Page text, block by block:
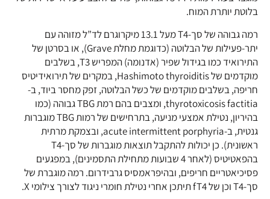
בלוטת יותרת המוח.
רמה גבוהה של סך-T4 מעל 13.1 מיקרוגרם לד”ל מזוהה עם
יתר-פעילות של הבלוטה (כדוגמת מחלת Grave), או בסרטן של
התירואיד כמו בגידול שפיר (אדנומה) המפריש T3, בשלבים
מוקדמים של Hashimoto thyroiditis, במקרים של תירואידיטיס
חריפה, בשלבים מוקדמים של כשל הבלוטה, זפק מחסר ביוד, ב-
thyrotoxicosis factitia, ומצבים בהם רמת TBG גבוהה (כמו
בהיריון, נטילת אמצעי מניעה, בתרחישים של רמות TBG מוגברות
גנטית, ב-acute intermittent porphyria, ובצמקת מרתית
ראשונית). כן יכולות להתקבל תוצאות מוגברות של סך-T4
בהפאטיטיס (לאחר 4 שבועות מתחילת התסמינים), במפגעים
פסיכיאטריים חריפים, ובהיפראמסיס גרבידרום. רמה מוגברת של
סך-T4 וכן של fT4 תיתכן אחרי נטילת חומרי ניגוד לצורך צילומי X.